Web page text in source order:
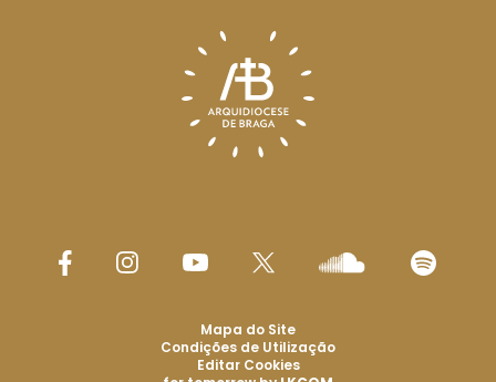
Mapa do Site
Condições de Utilização
Editar Cookies